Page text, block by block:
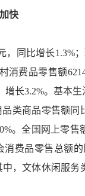
快
，同比增长1.3%
消费品零售额
增长3.2%。基本生
类商品零售额同
。全国网上零售
消费品零售总额
，文体休闲服务